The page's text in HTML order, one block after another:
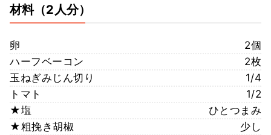
材料（2人分）
卵
2個
ハーフベーコン
2枚
玉ねぎみじん切り
1/4
トマト
1/2
★塩
ひとつまみ
★粗挽き胡椒
少し